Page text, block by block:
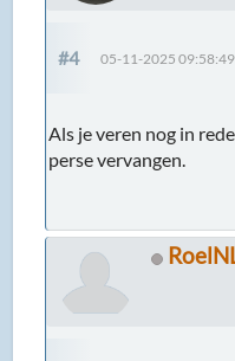
#4 05-11-2025 09:58:49
Als je veren nog in
perse vervangen.